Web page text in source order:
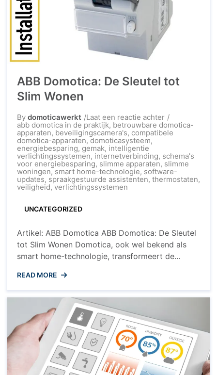
ABB Domotica: De Sleutel tot
Slim Wonen
By domoticawerkt Laat een reactie achterop
ABB
Domotica:
tot
Slim
Wonen
abb domotica in de praktijk, betrouwbare domotica-
apparaten, beveiligingscamera's, compatibele
domotica-apparaten, domoticasysteem,
energiebesparing, gemak, intelligentie
verlichtingssystemen, internetverbinding, schema's
voor energiebesparing, slimme apparaten, slimme
woningen, smart home-technologie, software-
updates, spraakgestuurde assistenten, thermostaten,
veiligheid, verlichtingssystemen
UNCATEGORIZED
Artikel: ABB Domotica ABB Domotica: De Sleutel
tot Slim Wonen Domotica, ook wel bekend als
smart home-technologie, transformeert de
toonaangevend merk op het gebied van
domotica is ABB. Met geavanceerde oplossingen
en innovatieve producten speelt ABB een cruciale
rol in het creëren van slimme en efficiënte
woningen. Wat ...
READ MORE